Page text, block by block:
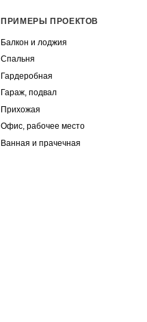
ПРИМЕРЫ ПРОЕКТОВ
Балкон и лоджия
Спальня
Гардеробная
Гараж, подвал
Прихожая
Офис, рабочее место
Ванная и прачечная